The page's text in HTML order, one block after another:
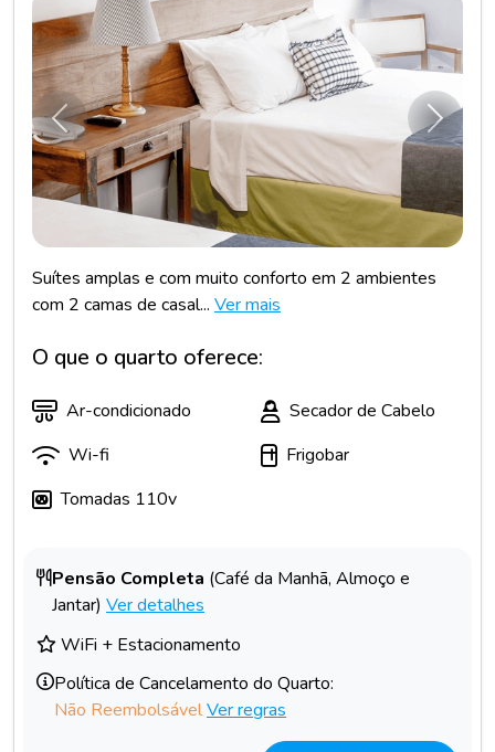
Anterior
Suítes amplas e com muito conforto em 2 ambientes
com 2 camas de casal... Ver mais
O que o quarto oferece:
Ar-condicionado
Secador de Cabelo
Wi-fi
Frigobar
Tomadas 110v
Pensão Completa (Café da Manhã, Almoço e
Jantar) Ver detalhes
WiFi + Estacionamento
Política de Cancelamento do Quarto:
Não ReembolsávelVer regras